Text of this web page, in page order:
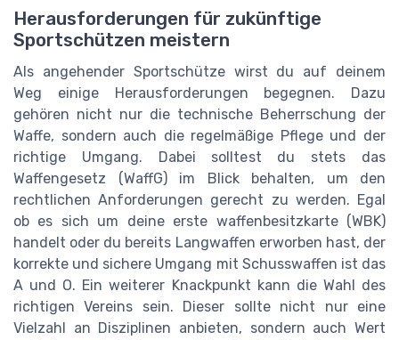
Herausforderungen für zukünftige
Sportschützen meistern
Als angehender Sportschütze wirst du auf deinem
Weg einige Herausforderungen begegnen. Dazu
gehören nicht nur die technische Beherrschung der
Waffe, sondern auch die regelmäßige Pflege und der
richtige Umgang. Dabei solltest du stets das
Waffengesetz (WaffG) im Blick behalten, um den
rechtlichen Anforderungen gerecht zu werden. Egal
ob es sich um deine erste waffenbesitzkarte (WBK)
handelt oder du bereits Langwaffen erworben hast, der
korrekte und sichere Umgang mit Schusswaffen ist das
A und O. Ein weiterer Knackpunkt kann die Wahl des
richtigen Vereins sein. Dieser sollte nicht nur eine
Vielzahl an Disziplinen anbieten, sondern auch Wert